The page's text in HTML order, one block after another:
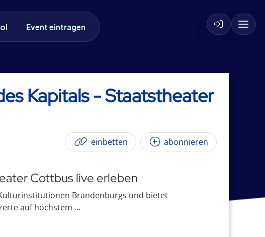
Event eintragen
Kapitals - Staatstheater
einbetten abonnieren
Cottbus live erleben
Brandenburgs und bietet
auf höchstem ...